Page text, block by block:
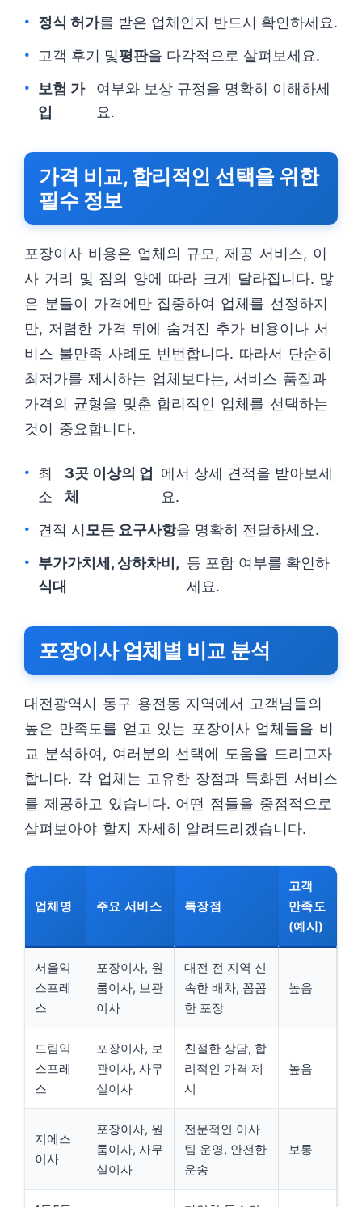
정식 허가를 받은 업체인지 반드시 확인하세요.
고객 후기 및평판을 다각적으로 살펴보세요.
보험 가
입
여부와 보상 규정을 명확히 이해하세
요.
가격 비교, 합리적인 선택을 위한
필수 정보
포장이사 비용은 업체의 규모, 제공 서비스, 이
사 거리 및 짐의 양에 따라 크게 달라집니다. 많
은 분들이 가격에만 집중하여 업체를 선정하지
만, 저렴한 가격 뒤에 숨겨진 추가 비용이나 서
비스 불만족 사례도 빈번합니다. 따라서 단순히
최저가를 제시하는 업체보다는, 서비스 품질과
가격의 균형을 맞춘 합리적인 업체를 선택하는
것이 중요합니다.
최
소
3곳 이상의 업
체
에서 상세 견적을 받아보세
요.
견적 시모든 요구사항을 명확히 전달하세요.
부가가치세, 상하차비,
식대
등 포함 여부를 확인하
세요.
포장이사 업체별 비교 분석
대전광역시 동구 용전동 지역에서 고객님들의
높은 만족도를 얻고 있는 포장이사 업체들을 비
교 분석하여, 여러분의 선택에 도움을 드리고자
합니다. 각 업체는 고유한 장점과 특화된 서비스
를 제공하고 있습니다. 어떤 점들을 중점적으로
살펴보아야 할지 자세히 알려드리겠습니다.
업체명 주요 서비스 특장점
고객
만족도
(예시)
서울익
스프레
스
포장이사, 원
룸이사, 보관
이사
대전 전 지역 신
속한 배차, 꼼꼼
한 포장
높음
드림익
스프레
스
포장이사, 보
관이사, 사무
실이사
친절한 상담, 합
리적인 가격 제
시
높음
지에스
이사
포장이사, 원
룸이사, 사무
실이사
전문적인 이사
팀 운영, 안전한
운송
보통